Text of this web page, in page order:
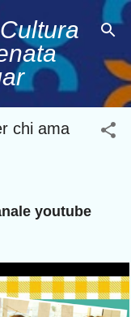
chi ama
youtube